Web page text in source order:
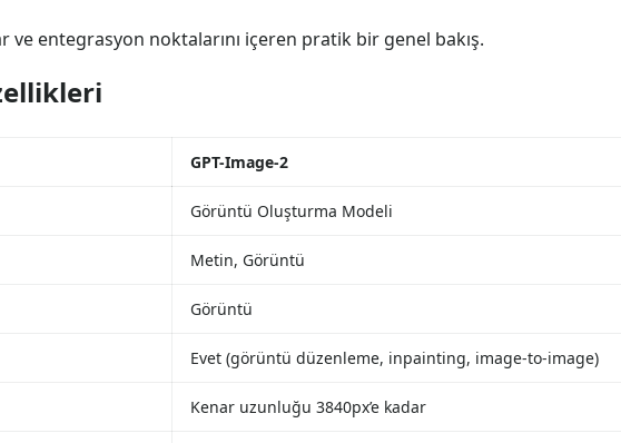
ve entegrasyon noktalarını içeren pratik bir genel bakış.
GPT-Image-2
Görüntü Oluşturma Modeli
Metin, Görüntü
Görüntü
Evet (görüntü düzenleme, inpainting, image-to-image)
Kenar uzunluğu 3840px’e kadar